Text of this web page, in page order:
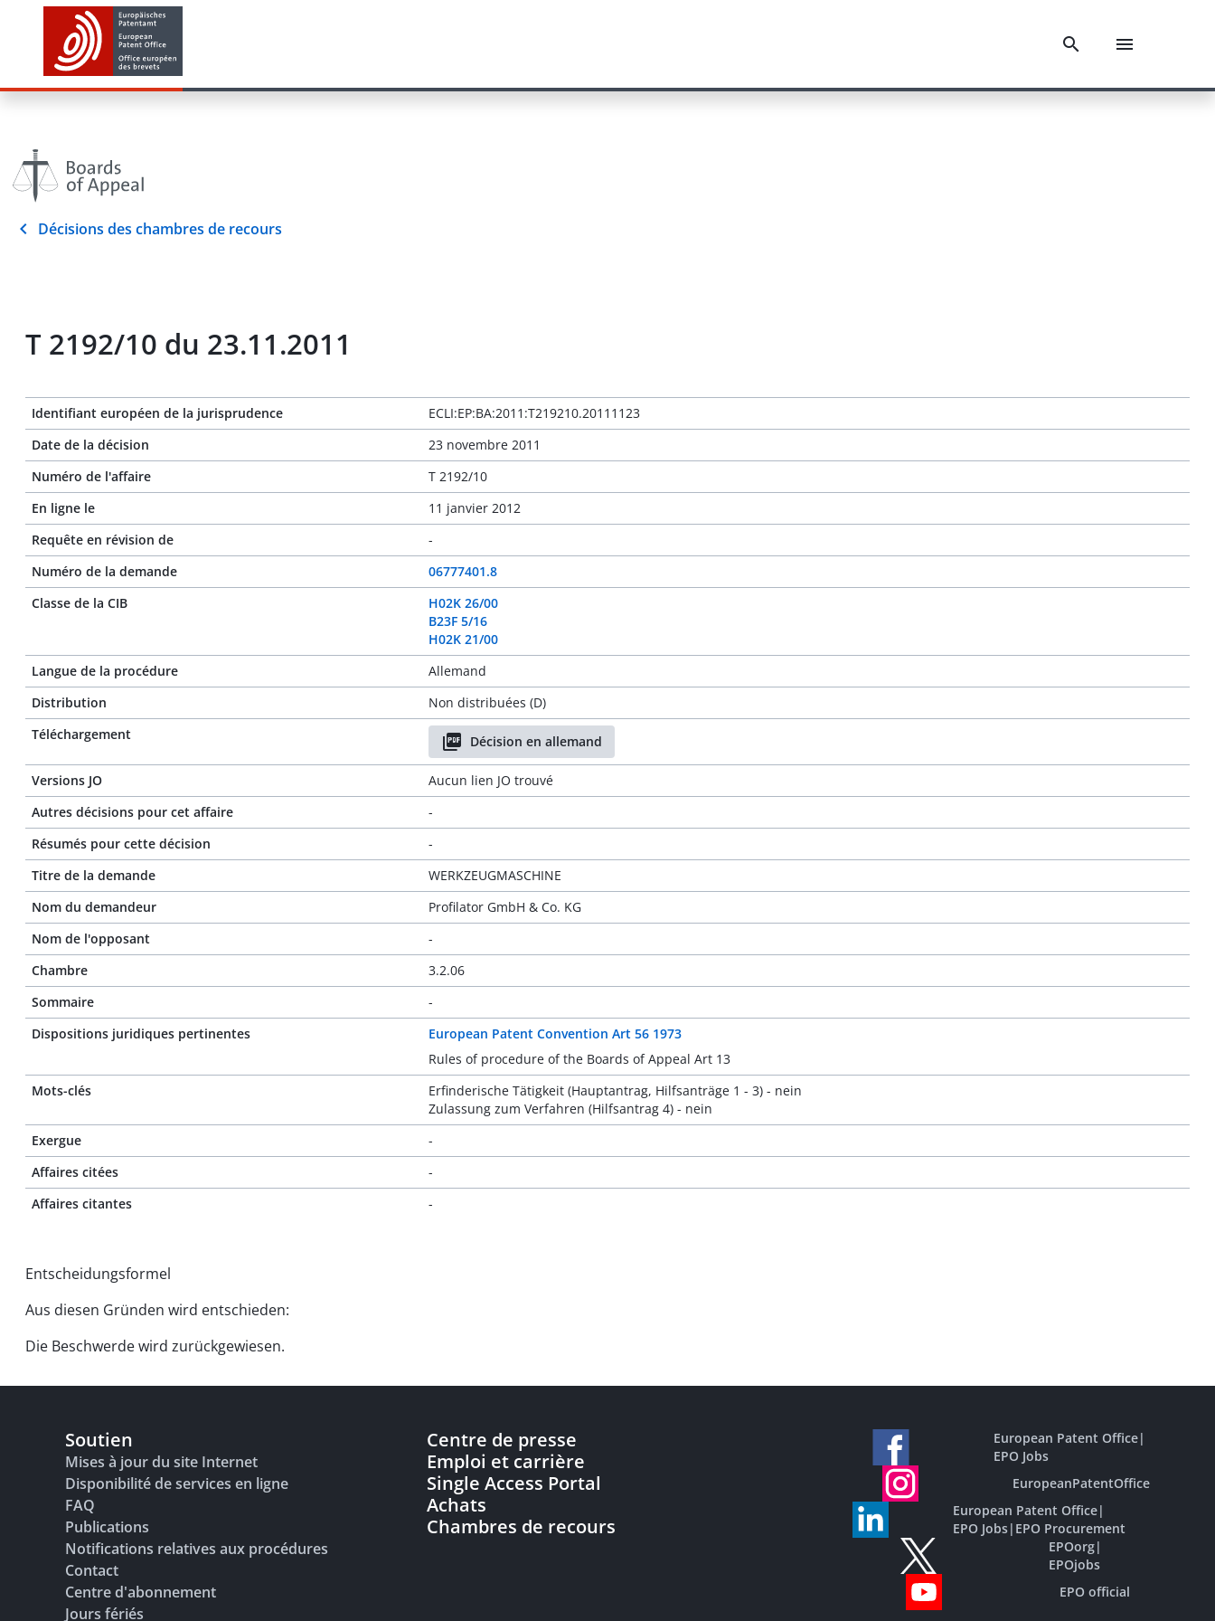
Décisions des chambres de recours
T 2192/10 du 23.11.2011
Identifiant européen de la jurisprudence
ECLI:EP:BA:2011:T219210.20111123
Date de la décision
23 novembre 2011
Numéro de l'affaire
T 2192/10
En ligne le
11 janvier 2012
Requête en révision de
-
Numéro de la demande
06777401.8
Classe de la CIB
H02K 26/00
B23F 5/16
H02K 21/00
Langue de la procédure
Allemand
Distribution
Non distribuées (D)
Téléchargement
Décision en allemand
Versions JO
Aucun lien JO trouvé
Autres décisions pour cet affaire
-
Résumés pour cette décision
-
Titre de la demande
WERKZEUGMASCHINE
Nom du demandeur
Profilator GmbH & Co. KG
Nom de l'opposant
-
Chambre
3.2.06
Sommaire
-
Dispositions juridiques pertinentes
European Patent Convention Art 56 1973
Rules of procedure of the Boards of Appeal Art 13
Mots-clés
Erfinderische Tätigkeit (Hauptantrag, Hilfsanträge 1 - 3) - nein
Zulassung zum Verfahren (Hilfsantrag 4) - nein
Exergue
-
Affaires citées
-
Affaires citantes
-
Entscheidungsformel
Aus diesen Gründen wird entschieden:
Die Beschwerde wird zurückgewiesen.
Soutien
Mises à jour du site Internet
Disponibilité de services en ligne
FAQ
Publications
Notifications relatives aux procédures
Contact
Centre d'abonnement
Jours fériés
Centre de presse
Emploi et carrière
Single Access Portal
Achats
Chambres de recours
European Patent Office|
EPO Jobs
EuropeanPatentOffice
European Patent Office|
EPO Jobs| EPO Procurement
EPOorg|
EPOjobs
EPO official